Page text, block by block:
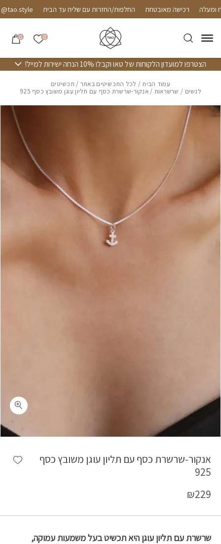
Skip to Contentרכישה מאובטחת החלפות/החזרות עם שליח עד הבית
0 הרשימה
0
הצטרפו למועדון הלקוחות של טאו וקבלו 10% הנחה ישירות למייל!
עמוד הבית/ לכל התכשיטים באתר / תכשיטים
לנשים / שרשראות / אנקור-שרשרת כסף עם תליון עוגן משובץ כסף 925
אנקור-שרשרת כסף עם תליון עוגן משובץ כסף
925
₪229
שרשרת עם תליון עוגן היא תכשיט בעל משמעות עמוקה,
בחזרה למעלה